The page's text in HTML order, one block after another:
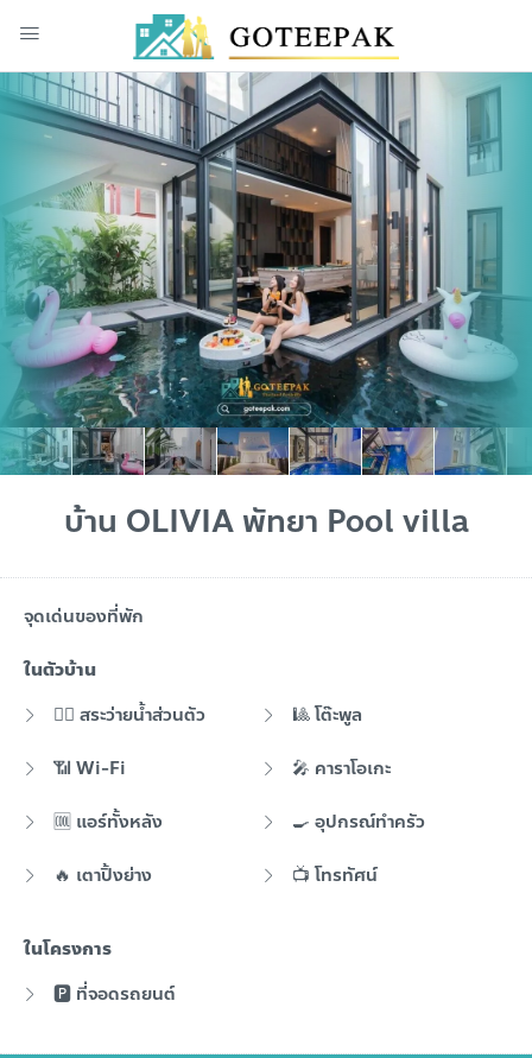
บ้าน OLIVIA พัทยา Pool villa
จุดเด่นของที่พัก
ในตัวบ้าน
🏊‍♂️ สระว่ายน้ำส่วนตัว
🎱 โต๊ะพูล
📶 Wi-Fi
🎤 คาราโอเกะ
🆒 แอร์ทั้งหลัง
🍳 อุปกรณ์ทำครัว
🔥 เตาปิ้งย่าง
📺 โทรทัศน์
ในโครงการ
🅿️ ที่จอดรถยนต์